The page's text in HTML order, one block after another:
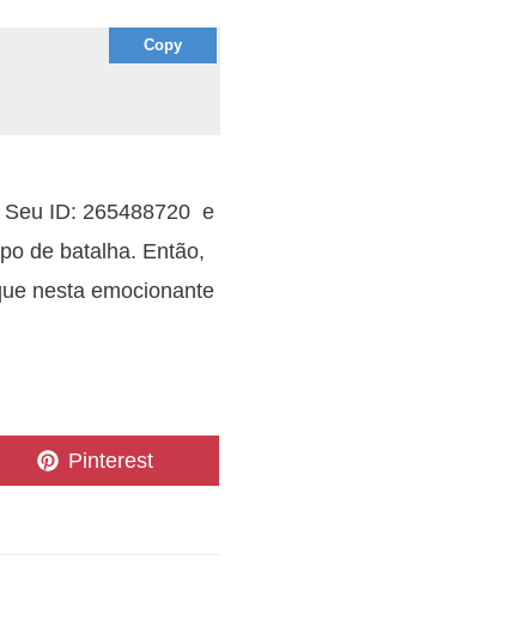
Copy
Seu ID: 265488720 e
de batalha. Então,
nesta emocionante
Share
on
Pinterest